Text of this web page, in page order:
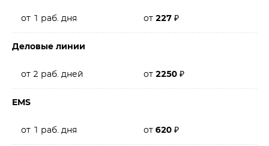
от 1 раб. дня от 227 ₽
Деловые линии
от 2 раб. дней от 2250 ₽
EMS
от 1 раб. дня от 620 ₽